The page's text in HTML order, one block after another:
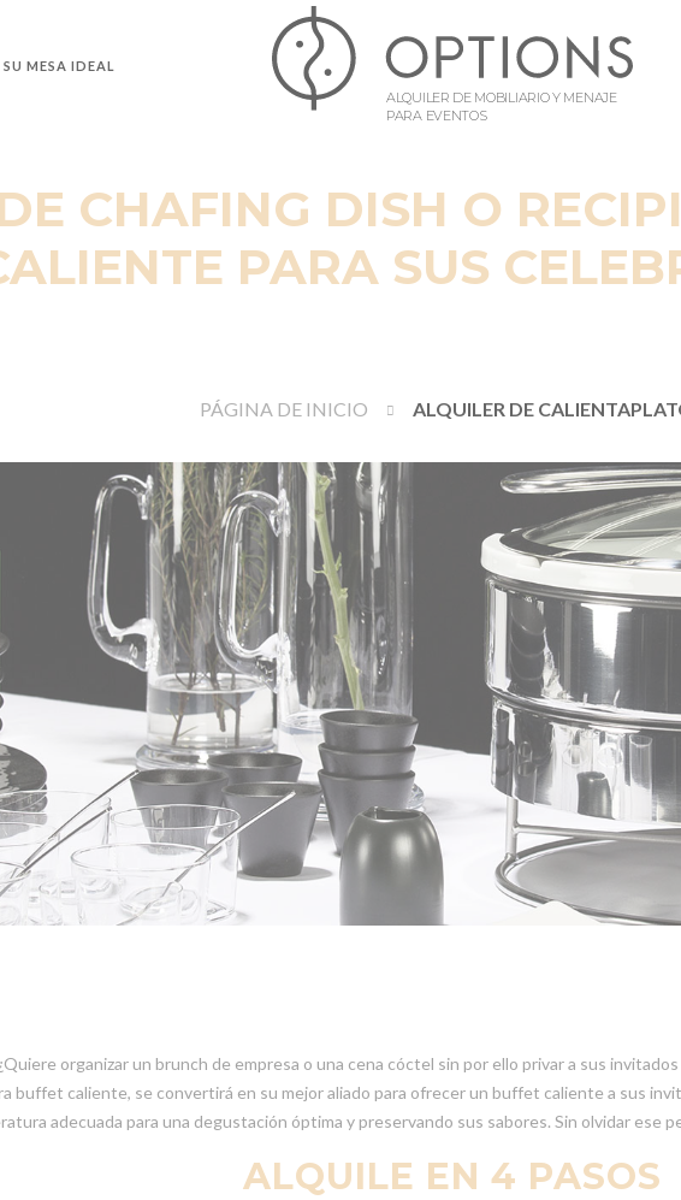
SU MESA IDEAL
ALQUILER DE MOBILIARIO Y MENAJE
PARA EVENTOS
CHAFING DISH O
PARA SUS
PÁGINA DE INICIO ALQUILER DE
organizar un brunch de empresa o una cena cóctel sin por ello privar a sus
buffet caliente, se convertirá en su mejor aliado para ofrecer un buffet caliente a sus
adecuada para una degustación óptima y preservando sus sabores. Sin olvidar ese
ALQUILE EN 4 PASOS